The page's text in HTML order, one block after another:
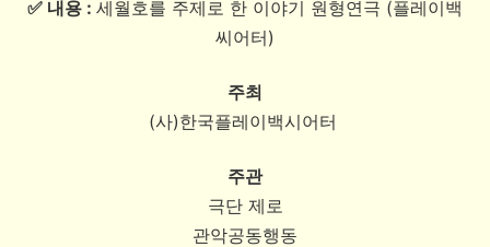
✅ 내용 : 세월호를 주제로 한 이야기 원형연극 (플레이백
씨어터)
주최
(사)한국플레이백시어터
주관
극단 제로
관악공동행동